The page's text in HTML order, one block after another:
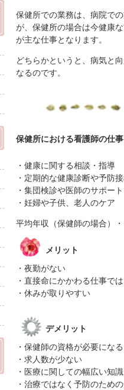
保健所での業務は、病院で
が、保健所の場合は今健康
が主な仕事となります。
どちらかというと、病気と
なるのです。
保健所における看護師の仕
・健康に関する相談・指導
・定期的な健康診断や予防
・集団検診や医師のサポート
・妊婦や子供、老人のケア
平均年収（保健師の場合）
メリット
・夜勤がない
・直接命にかかわる仕事で
・休みが取りやすい
デメリット
・保健師の資格が必要にな
・求人数が少ない
・医療に関しての幅広い知
・治療ではなく予防のため